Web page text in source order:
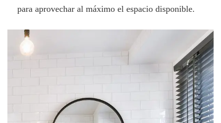
para aprovechar al máximo el espacio disponible.